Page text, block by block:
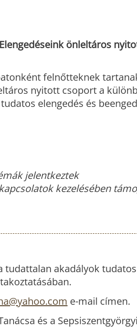
Elengedéseink önleltáros
felnőtteknek
nyitott csoport a
elengedés és
jelentkeztek
kezelésében
tudattalan akadályok
e-mail címen.
és a